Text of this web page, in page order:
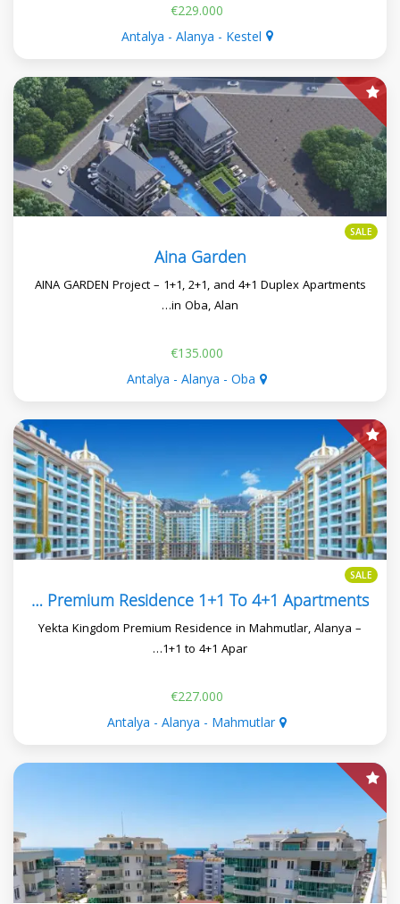
€229.000
Antalya - Alanya - Kestel
SALE
Aina Garden
AINA GARDEN Project – 1+1, 2+1, and 4+1 Duplex Apartments
in Oba, Alan…
€135.000
Antalya - Alanya - Oba
SALE
Yekta Kingdom Premium Residence 1+1 To 4+1 Apartments
Yekta Kingdom Premium Residence in Mahmutlar, Alanya –
1+1 to 4+1 Apar…
€227.000
Antalya - Alanya - Mahmutlar